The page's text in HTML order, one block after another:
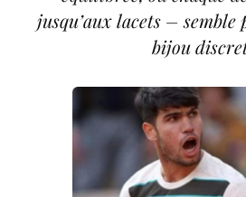
jusqu’aux lacets – semble
bijou